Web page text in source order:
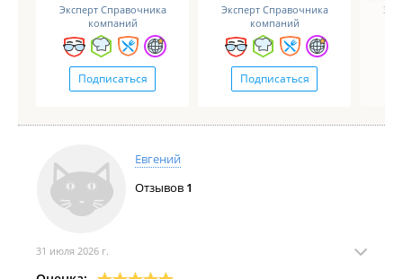
Эксперт Справочника
компаний
Подписаться
Эксперт Справочника
компаний
Подписаться
Евгений
Отзывов 1
31 июля 2026 г.